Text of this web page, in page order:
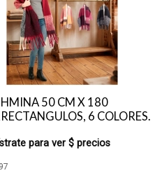
50 CM X 180
6 COLORES.
para ver $ precios